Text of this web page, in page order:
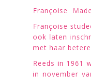
Françoise
Françoise
ook laten
met haar
Reeds in 1961
in november